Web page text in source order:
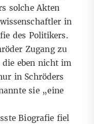
solche Akten
in
des Politikers.
Zugang zu
eben nicht im
in Schröders
sie „eine
Biografie fiel